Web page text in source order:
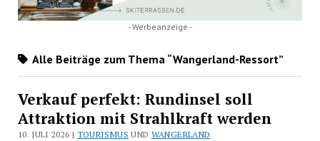
- Werbeanzeige -
Alle Beiträge zum Thema “Wangerland-Ressort”
Verkauf perfekt: Rundinsel soll
Attraktion mit Strahlkraft werden
10. JULI 2026 | TOURISMUS UND WANGERLAND